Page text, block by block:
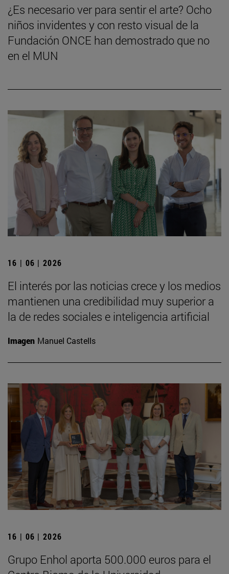
¿Es necesario ver para sentir el arte? Ocho
niños invidentes y con resto visual de la
Fundación ONCE han demostrado que no
en el MUN
16 | 06 | 2026
El interés por las noticias crece y los medios
mantienen una credibilidad muy superior a
la de redes sociales e inteligencia artificial
Imagen Manuel Castells
16 | 06 | 2026
Grupo Enhol aporta 500.000 euros para el